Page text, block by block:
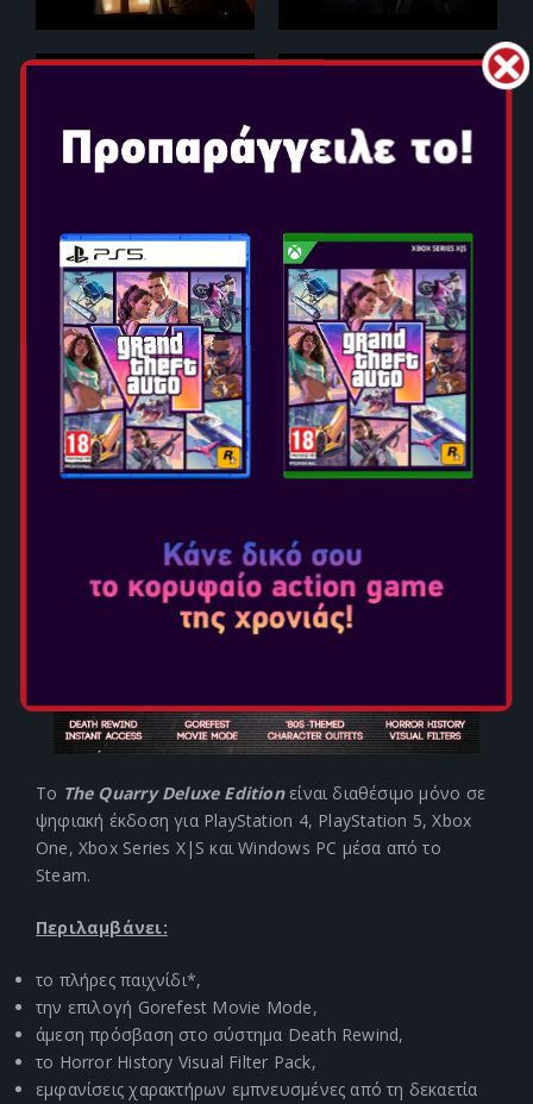
THE QUARRY
Ημερομηνία Κυκλοφορίας: Ιουν 10, 2022
Επιλογή Έκδοσης:
Το The Quarry Deluxe Editionείναι διαθέσιμο μόνο σε
ψηφιακή έκδοση για PlayStation 4, PlayStation 5, Xbox
One, Xbox Series X|S και Windows PC μέσα από το
Steam.
Περιλαμβάνει:
το πλήρες παιχνίδι*,
την επιλογή Gorefest Movie Mode,
άμεση πρόσβαση στο σύστημα Death Rewind,
το Horror History Visual Filter Pack,
εμφανίσεις χαρακτήρων εμπνευσμένες από τη δεκαετία